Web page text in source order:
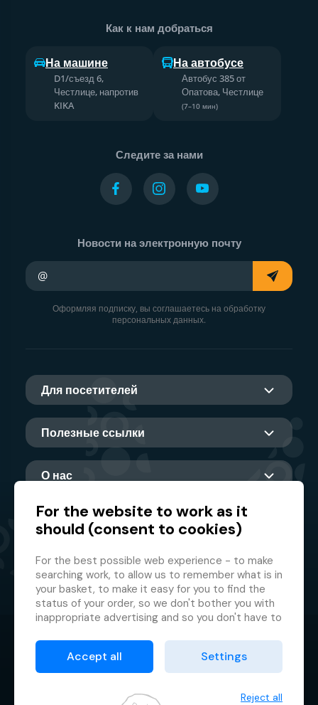
Как к нам добраться
На машине
D1/съезд 6,
Честлице, напротив
KIKA
На автобусе
Автобус 385 от
Опатова, Честлице
(7–10 мин)
Следите за нами
Новости на электронную почту
Оформляя подписку, вы соглашаетесь на обработку
персональных данных.
Для посетителей
Полезные ссылки
О нас
Главный партнер
© 2026 GMF Aquapark Prague, a.s.
Защита персональных данных
Договорные условия
For the website to work as it
should (consent to cookies)
For the best possible web experience - to make
searching work, to allow us to remember what is in
your basket, to make it easy for you to find the
status of your order, so we don't bother you with
inappropriate advertising and so you don't have to
This is why we need your consent toprocessing
of cookies
, i.e. small files which are temporarily
consent and helping us to improve the website.
Accept all Settings
Reject all